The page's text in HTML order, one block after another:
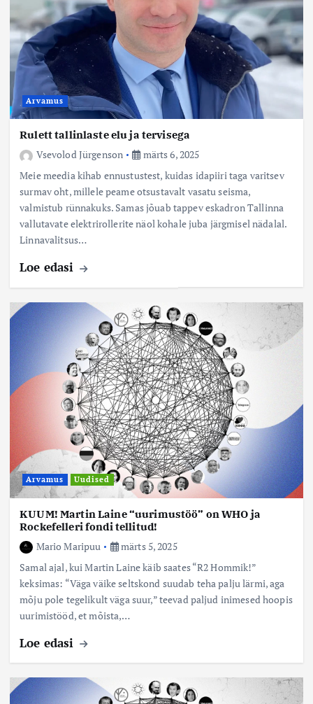
Arvamus
Rulett tallinlaste elu ja tervisega
Vsevolod Jürgenson
märts 6, 2025
Meie meedia kihab ennustustest, kuidas idapiiri taga varitsev
surmav oht, millele peame otsustavalt vasatu seisma,
valmistub rünnakuks. Samas jõuab tappev eskadron Tallinna
vallutavate elektrirollerite näol kohale juba järgmisel nädalal.
Linnavalitsus…
Loe edasi
Arvamus Uudised
KUUM! Martin Laine “uurimustöö” on WHO ja
Rockefelleri fondi tellitud!
Mario Maripuu
märts 5, 2025
Samal ajal, kui Martin Laine käib saates “R2 Hommik!”
keksimas: “Väga väike seltskond suudab teha palju lärmi, aga
mõju pole tegelikult väga suur,” teevad paljud inimesed hoopis
uurimistööd, et mõista,…
Loe edasi